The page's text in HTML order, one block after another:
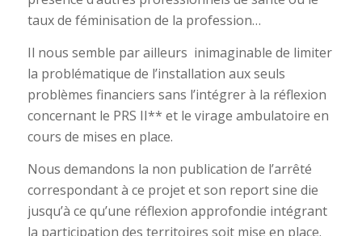
taux de féminisation de la profession…
Il nous semble par ailleurs inimaginable de limiter
la problématique de l’installation aux seuls
problèmes financiers sans l’intégrer à la réflexion
concernant le PRS II** et le virage ambulatoire en
cours de mises en place.
Nous demandons la non publication de l’arrêté
correspondant à ce projet et son report sine die
jusqu’à ce qu’une réflexion approfondie intégrant
la participation des territoires soit mise en place.